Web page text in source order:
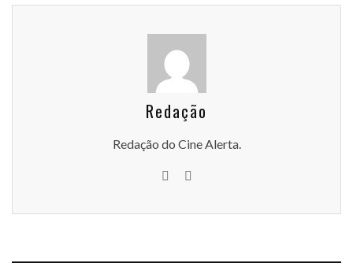
Redação
Redação do Cine Alerta.